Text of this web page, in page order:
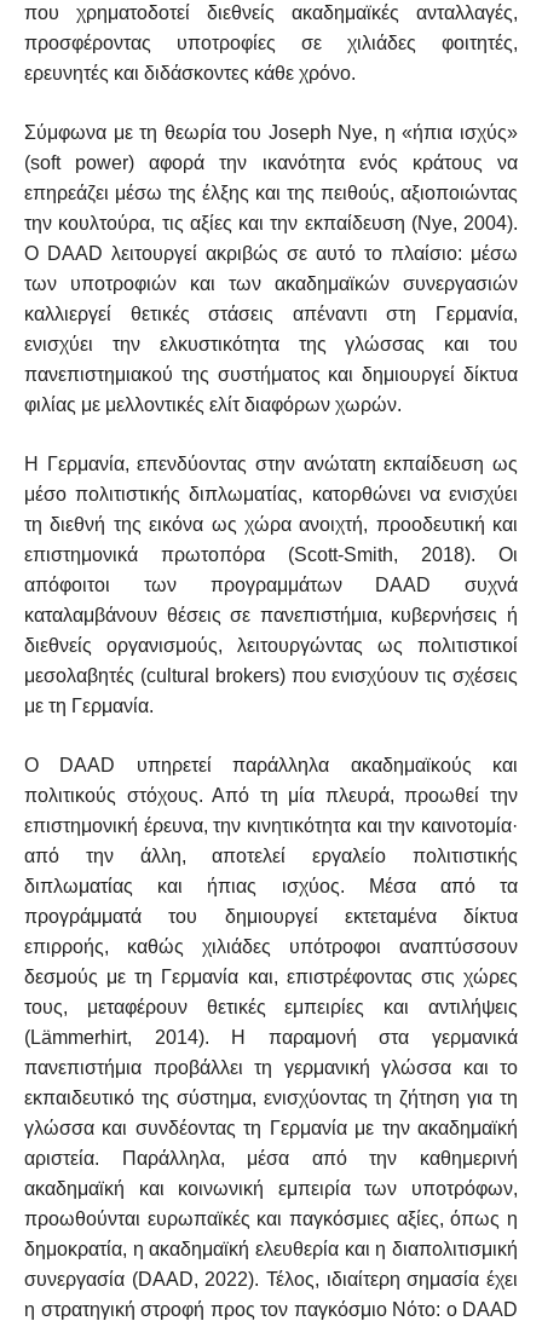
που χρηματοδοτεί διεθνείς ακαδημαϊκές ανταλλαγές,
προσφέροντας υποτροφίες σε χιλιάδες φοιτητές,
ερευνητές και διδάσκοντες κάθε χρόνο.
Σύμφωνα με τη θεωρία του Joseph Nye, η «ήπια ισχύς»
(soft power) αφορά την ικανότητα ενός κράτους να
επηρεάζει μέσω της έλξης και της πειθούς, αξιοποιώντας
την κουλτούρα, τις αξίες και την εκπαίδευση (Nye, 2004).
Ο DAAD λειτουργεί ακριβώς σε αυτό το πλαίσιο: μέσω
των υποτροφιών και των ακαδημαϊκών συνεργασιών
καλλιεργεί θετικές στάσεις απέναντι στη Γερμανία,
ενισχύει την ελκυστικότητα της γλώσσας και του
πανεπιστημιακού της συστήματος και δημιουργεί δίκτυα
φιλίας με μελλοντικές ελίτ διαφόρων χωρών.
Η Γερμανία, επενδύοντας στην ανώτατη εκπαίδευση ως
μέσο πολιτιστικής διπλωματίας, κατορθώνει να ενισχύει
τη διεθνή της εικόνα ως χώρα ανοιχτή, προοδευτική και
επιστημονικά πρωτοπόρα (Scott-Smith, 2018). Οι
απόφοιτοι των προγραμμάτων DAAD συχνά
καταλαμβάνουν θέσεις σε πανεπιστήμια, κυβερνήσεις ή
διεθνείς οργανισμούς, λειτουργώντας ως πολιτιστικοί
μεσολαβητές (cultural brokers) που ενισχύουν τις σχέσεις
με τη Γερμανία.
Ο DAAD υπηρετεί παράλληλα ακαδημαϊκούς και
πολιτικούς στόχους. Από τη μία πλευρά, προωθεί την
επιστημονική έρευνα, την κινητικότητα και την καινοτομία·
από την άλλη, αποτελεί εργαλείο πολιτιστικής
διπλωματίας και ήπιας ισχύος. Μέσα από τα
προγράμματά του δημιουργεί εκτεταμένα δίκτυα
επιρροής, καθώς χιλιάδες υπότροφοι αναπτύσσουν
δεσμούς με τη Γερμανία και, επιστρέφοντας στις χώρες
τους, μεταφέρουν θετικές εμπειρίες και αντιλήψεις
(Lämmerhirt, 2014). Η παραμονή στα γερμανικά
πανεπιστήμια προβάλλει τη γερμανική γλώσσα και το
εκπαιδευτικό της σύστημα, ενισχύοντας τη ζήτηση για τη
γλώσσα και συνδέοντας τη Γερμανία με την ακαδημαϊκή
αριστεία. Παράλληλα, μέσα από την καθημερινή
ακαδημαϊκή και κοινωνική εμπειρία των υποτρόφων,
προωθούνται ευρωπαϊκές και παγκόσμιες αξίες, όπως η
δημοκρατία, η ακαδημαϊκή ελευθερία και η διαπολιτισμική
συνεργασία (DAAD, 2022). Τέλος, ιδιαίτερη σημασία έχει
η στρατηγική στροφή προς τον παγκόσμιο Νότο: ο DAAD